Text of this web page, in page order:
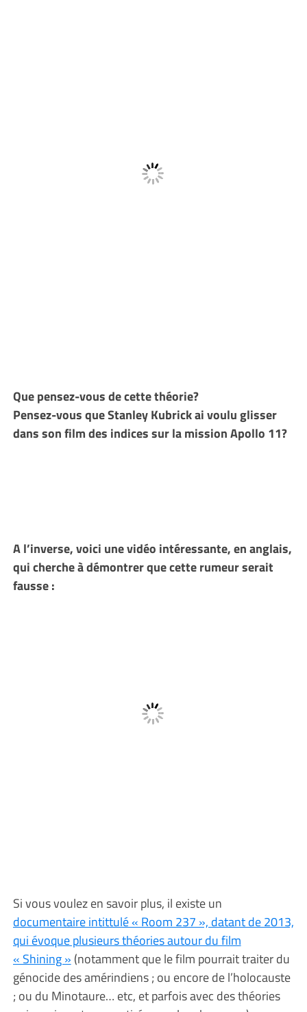
Que pensez-vous de cette théorie?
Pensez-vous que Stanley Kubrick ai voulu glisser
dans son film des indices sur la mission Apollo 11?
A l’inverse, voici une vidéo intéressante, en anglais,
qui cherche à démontrer que cette rumeur serait
fausse :
Si vous voulez en savoir plus, il existe un
documentaire intittulé « Room 237 », datant de 2013,
qui évoque plusieurs théories autour du film
« Shining » (notamment que le film pourrait traiter du
génocide des amérindiens ; ou encore de l’holocauste
; ou du Minotaure… etc, et parfois avec des théories